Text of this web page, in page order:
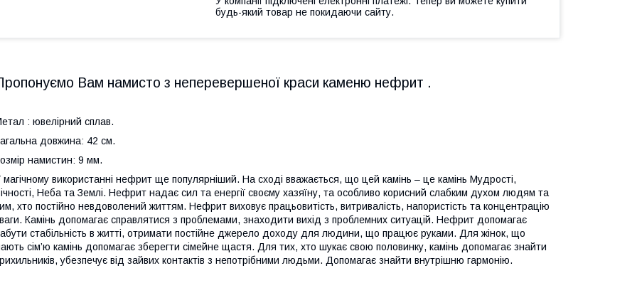
будь-який товар не покидаючи сайту.
Вам намисто з неперевершеної краси каменю нефрит .
: ювелірний сплав.
довжина: 42 см.
намистин: 9 мм.
магічному використанні нефрит ще популярніший. На сході вважається, що цей камінь – це камінь Мудрості,
Неба та Землі. Нефрит надає сил та енергії своєму хазяїну, та особливо корисний слабким духом людям та
хто постійно невдоволений життям. Нефрит виховує працьовитість, витривалість, напористість та концентрацію
Камінь допомагає справлятися з проблемами, знаходити вихід з проблемних ситуацій. Нефрит допомагає
стабільність в житті, отримати постійне джерело доходу для людини, що працює руками. Для жінок, що
сім’ю камінь допомагає зберегти сімейне щастя. Для тих, хто шукає свою половинку, камінь допомагає знайти
убезпечує від зайвих контактів з непотрібними людьми. Допомагає знайти внутрішню гармонію.